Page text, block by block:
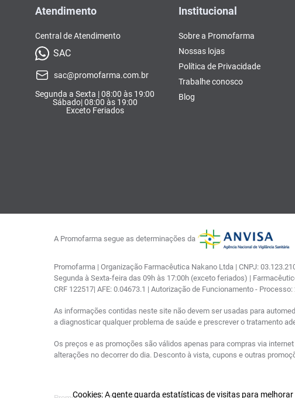
Cookies: A gente guarda estatísticas de visitas para
Atendimento
Central de Atendimento
SAC
sac@promofarma.com.br
Segunda a Sexta | 08:00 às 19:00
Sábado| 08:00 às 19:00
Exceto Feriados
Institucional
Sobre a Promofarma
Nossas lojas
Política de Privacidade
Trabalhe conosco
Blog
A Promofarma segue as determinações da
Promofarma | Organização Farmacêutica Nakano Ltda | CNPJ:
Segunda à Sexta-feira das 09h às 17:00h (exceto feriados) |
CRF 122517| AFE: 0.04673.1 | Autorização de Funcionamento -
As informações contidas neste site não devem ser usadas para
a diagnosticar qualquer problema de saúde e prescrever o tratamento
Os preços e as promoções são válidos apenas para compras via
alterações no decorrer do dia. Desconto à vista, cupons e outras